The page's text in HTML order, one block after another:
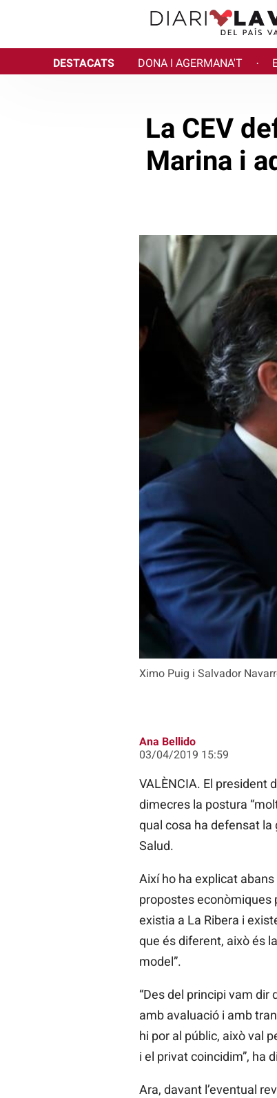
DESTACATS DONA I AGERMANA'T ·
Ximo Puig i Salvador
La CEV
Marina i
Ana Bellido
03/04/2019 15:59
VALÈNCIA. El president
dimecres la postura
qual cosa ha defensat la
Salud.
Així ho ha explicat
propostes econòmiques
existia a La Ribera i
que és diferent, això és
model”.
“Des del principi vam
amb avaluació i amb
hi por al públic, això val
i el privat coincidim”, ha
Ara, davant l’eventual